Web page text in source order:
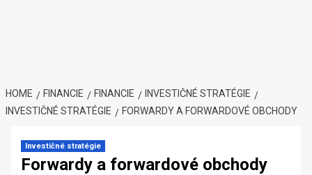
HOME FINANCIE FINANCIE
INVESTIČNÉ STRATÉGIE
INVESTIČNÉ STRATÉGIE
FORWARDY A FORWARDOVÉ OBCHODY
Investičné stratégie
Forwardy a forwardové obchody